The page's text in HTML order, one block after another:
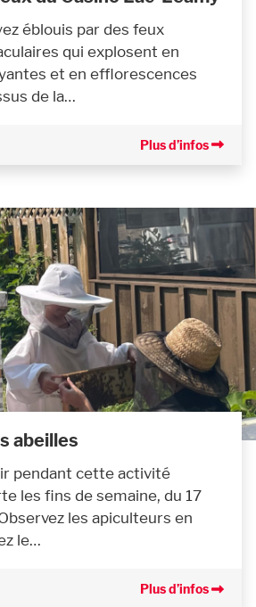
éblouis par des feux
qui explosent en
et en efflorescences
de la…
Plus d’infos
abeilles
pendant cette activité
les fins de semaine, du 17
les apiculteurs en
le…
Plus d’infos